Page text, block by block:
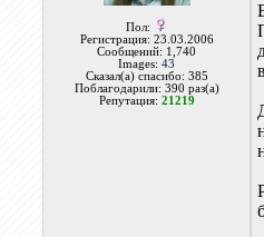
Пол:
Регистрация: 23.03.2006
Сообщений: 1,740
Images:43
Сказал(а) спасибо: 385
Поблагодарили: 390 раз(а)
Репутация: 21219